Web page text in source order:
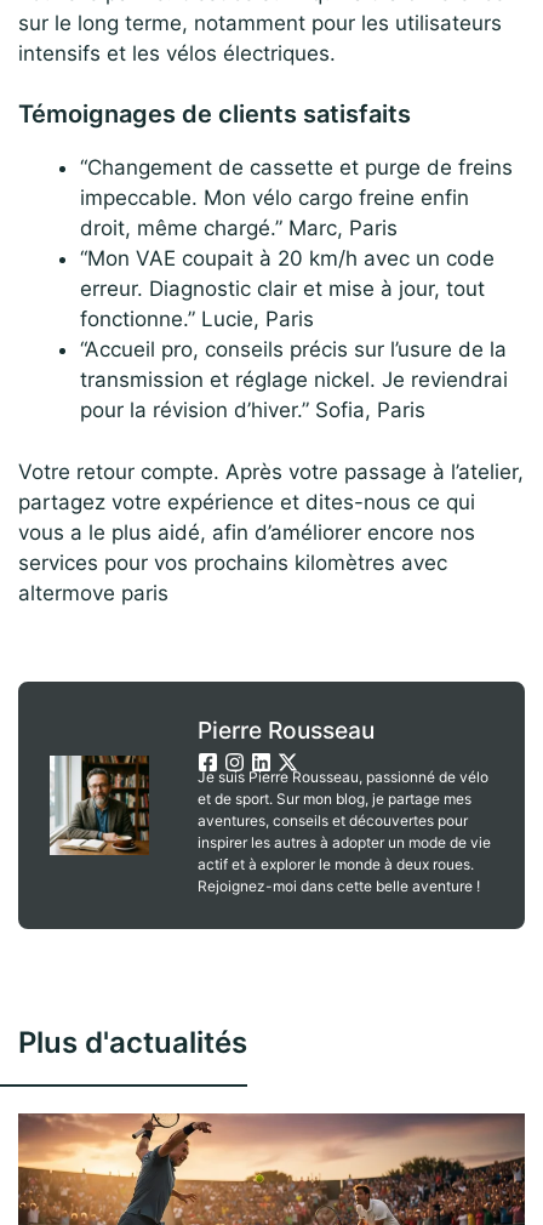
sur le long terme, notamment pour les utilisateurs
intensifs et les vélos électriques.
Témoignages de clients satisfaits
“Changement de cassette et purge de freins
impeccable. Mon vélo cargo freine enfin
droit, même chargé.” Marc, Paris
“Mon VAE coupait à 20 km/h avec un code
erreur. Diagnostic clair et mise à jour, tout
fonctionne.” Lucie, Paris
“Accueil pro, conseils précis sur l’usure de la
transmission et réglage nickel. Je reviendrai
pour la révision d’hiver.” Sofia, Paris
Votre retour compte. Après votre passage à l’atelier,
partagez votre expérience et dites-nous ce qui
vous a le plus aidé, afin d’améliorer encore nos
services pour vos prochains kilomètres avec
altermove paris
Pierre Rousseau
Je suis Pierre Rousseau, passionné de vélo
et de sport. Sur mon blog, je partage mes
aventures, conseils et découvertes pour
inspirer les autres à adopter un mode de vie
actif et à explorer le monde à deux roues.
Rejoignez-moi dans cette belle aventure !
Plus d'actualités